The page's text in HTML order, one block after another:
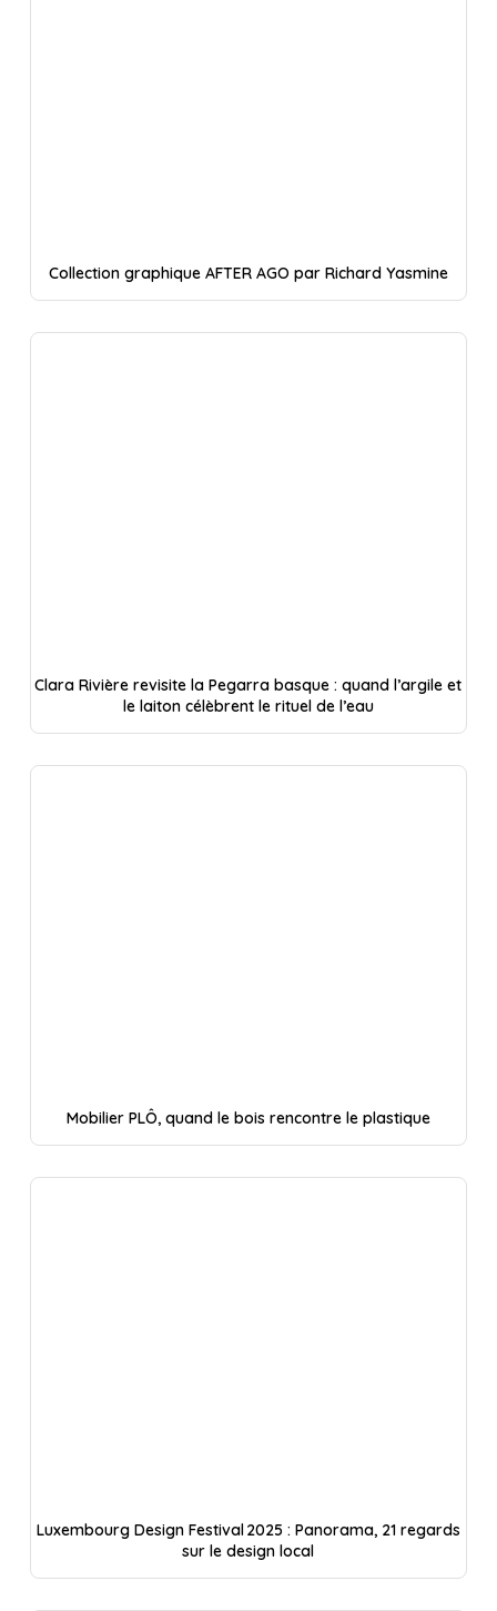
Collection graphique AFTER AGO par Richard Yasmine
Clara Rivière revisite la Pegarra basque : quand l’argile et
le laiton célèbrent le rituel de l’eau
Mobilier PLÔ, quand le bois rencontre le plastique
Luxembourg Design Festival 2025 : Panorama, 21 regards
sur le design local